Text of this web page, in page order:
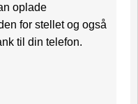
oplade
for stellet og også
til din telefon.